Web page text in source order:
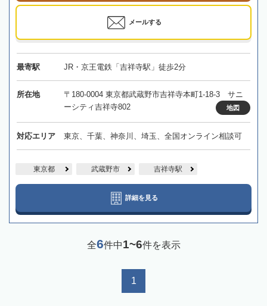
メールする
最寄駅 JR・京王電鉄「吉祥寺駅」徒歩2分
所在地
〒180-0004 東京都武蔵野市吉祥寺本町1-18-3 サニ
ーシティ吉祥寺802
地図
対応エリア 東京、千葉、神奈川、埼玉、全国オンライン相談可
東京都 武蔵野市 吉祥寺駅
詳細を見る
全6件中1~6件を表示
1